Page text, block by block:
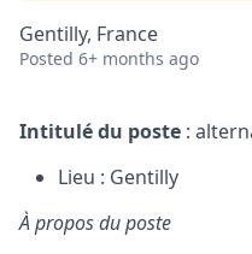
Gentilly, France
Posted 6+ months ago
Intitulé du poste :
Lieu : Gentilly
À propos du poste